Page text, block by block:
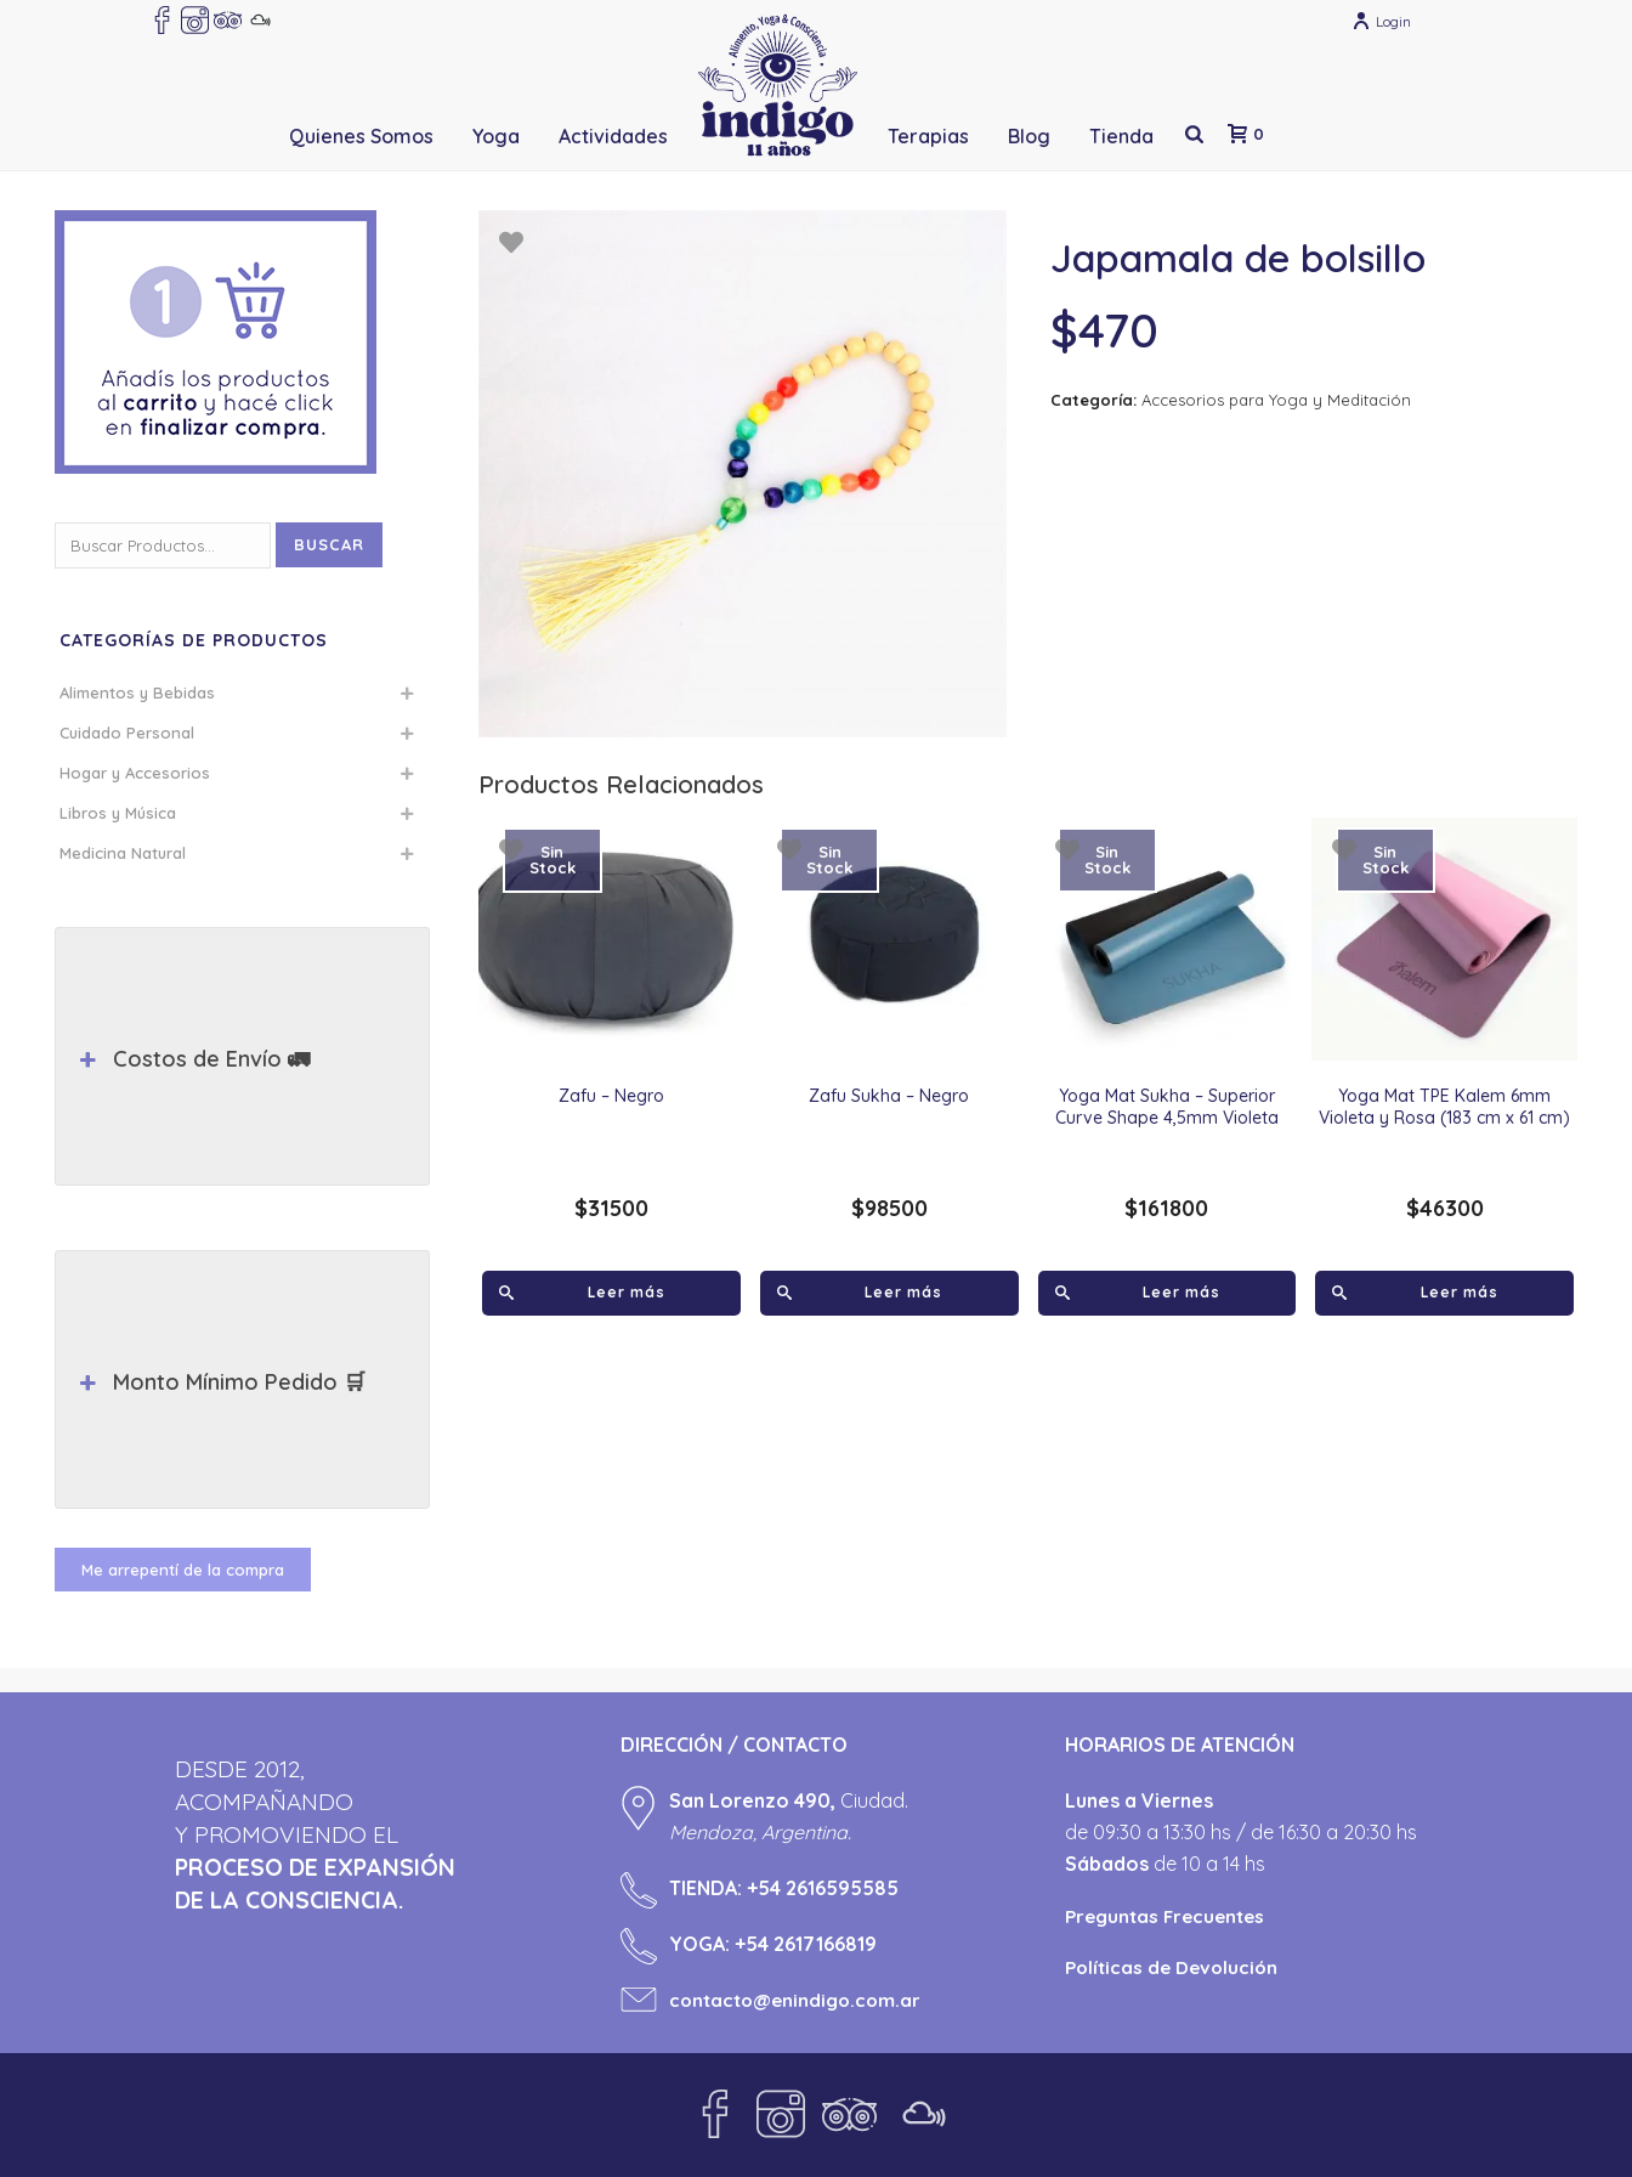
Login
Quienes Somos Yoga Actividades Terapias Blog Tienda 0
Japamala de bolsillo
$470
Categoría: Accesorios para Yoga y Meditación
Productos Relacionados
Zafu – Negro
Sin
Stock
$31500
Leer más
Zafu Sukha – Negro
Sin
Stock
$98500
Leer más
Yoga Mat Sukha – Superior
Curve Shape 4,5mm Violeta
Sin
Stock
$161800
Leer más
Yoga Mat TPE Kalem 6mm
Violeta y Rosa (183 cm x 61 cm)
Sin
Stock
$46300
Leer más
por:
BUSCAR
CATEGORÍAS DE PRODUCTOS
Alimentos y Bebidas
Cuidado Personal
Hogar y Accesorios
Libros y Música
Medicina Natural
Costos de Envío 🚛
Monto Mínimo Pedido 🛒
Me arrepentí de la compra
DESDE 2012,
ACOMPAÑANDO
Y PROMOVIENDO EL
PROCESO DE EXPANSIÓN
DE LA CONSCIENCIA.
DIRECCIÓN / CONTACTO
San Lorenzo 490, Ciudad.
Mendoza, Argentina.
TIENDA: +54 2616595585
YOGA: +54 2617166819
contacto@enindigo.com.ar
HORARIOS DE ATENCIÓN
Lunes a Viernes
de 09:30 a 13:30 hs / de 16:30 a 20:30 hs
Sábados de 10 a 14 hs
Preguntas Frecuentes
Políticas de Devolución